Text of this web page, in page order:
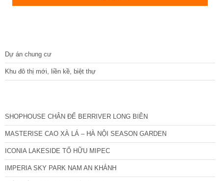
Dự án chung cư
Khu đô thị mới, liền kề, biệt thự
SHOPHOUSE CHÂN ĐẾ BERRIVER LONG BIÊN
MASTERISE CAO XÀ LÁ – HÀ NỘI SEASON GARDEN
ICONIA LAKESIDE TỐ HỮU MIPEC
IMPERIA SKY PARK NAM AN KHÁNH